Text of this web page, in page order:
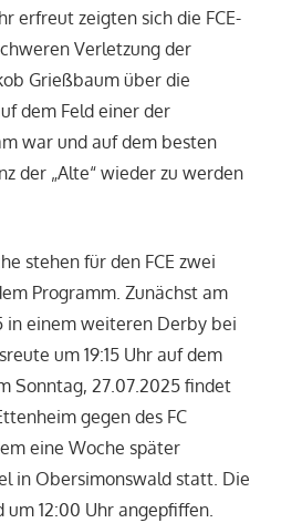
erfreut zeigten sich die FCE-
Verletzung der
Grießbaum über die
dem Feld einer der
war und auf dem besten
der „Alte“ wieder zu werden
stehen für den FCE zwei
Programm. Zunächst am
in einem weiteren Derby bei
um 19:15 Uhr auf dem
Sonntag, 27.07.2025 findet
gegen des FC
eine Woche später
in Obersimonswald statt. Die
12:00 Uhr angepfiffen.